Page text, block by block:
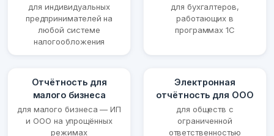
для индивидуальных
предпринимателей на
любой системе
налогообложения
для бухгалтеров,
работающих в
программах 1С
Отчётность для
малого бизнеса
для малого бизнеса — ИП
и ООО на упрощённых
режимах
Электронная
отчётность для ООО
для обществ с
ограниченной
ответственностью